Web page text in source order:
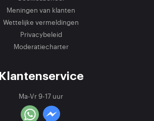
Meningen van klanten
Wettelijke vermeldingen
Privacybeleid
Moderatiecharter
Klantenservice
Ma-Vr 9-17 uur